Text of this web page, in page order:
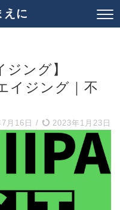
えに
ジング】
イジング｜不
月16日 / 2023年1月23日